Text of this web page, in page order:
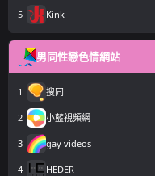
5 Kink
男同性戀色情網站
1 搜同
2 小藍視頻網
3 gay videos
4 HEDER